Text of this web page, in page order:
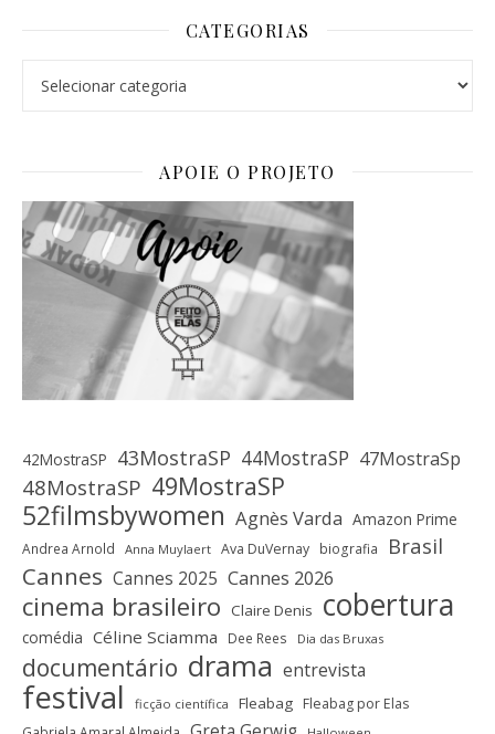
CATEGORIAS
APOIE O PROJETO
42MostraSP 43MostraSP 44MostraSP 47MostraSp
48MostraSP 49MostraSP
52filmsbywomen Agnès Varda Amazon Prime
Andrea Arnold Anna Muylaert Ava DuVernay biografia Brasil
Cannes Cannes 2025 Cannes 2026
cinema brasileiro Claire Denis cobertura
comédia Céline Sciamma Dee Rees Dia das Bruxas
documentário drama entrevista
festival ficção científica Fleabag Fleabag por Elas